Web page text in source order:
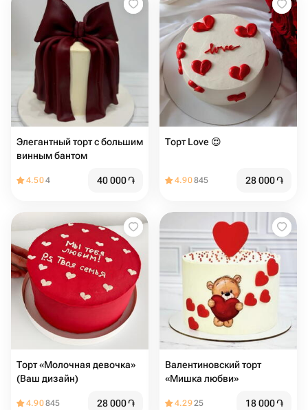
Элегантный торт с большим
винным бантом
4.504 40 000֏
Торт Love 😍
4.90845 28 000֏
Торт «Молочная девочка»
(Ваш дизайн)
4.90845 28 000֏
Валентиновский торт
«Мишка любви»
4.2925 18 000֏